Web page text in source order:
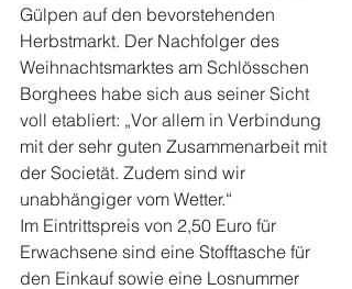
Gülpen auf den bevorstehenden
Herbstmarkt. Der Nachfolger des
Weihnachtsmarktes am Schlösschen
Borghees habe sich aus seiner Sicht
voll etabliert: „Vor allem in Verbindung
mit der sehr guten Zusammenarbeit mit
der Societät. Zudem sind wir
unabhängiger vom Wetter.“
Im Eintrittspreis von 2,50 Euro für
Erwachsene sind eine Stofftasche für
den Einkauf sowie eine Losnummer